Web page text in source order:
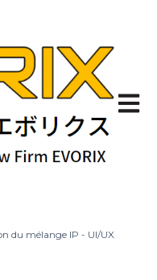
du mélange IP - UI/UX